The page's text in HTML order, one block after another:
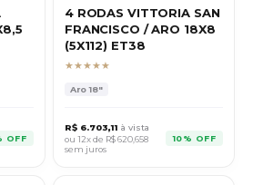
OFF
4 RODAS VITTORIA SAN
FRANCISCO / ARO 18X8
(5X112) ET38
★★★★★
Aro18"
R$ 6.703,11 à vista
ou 12x de R$620,658
sem juros
10% OFF